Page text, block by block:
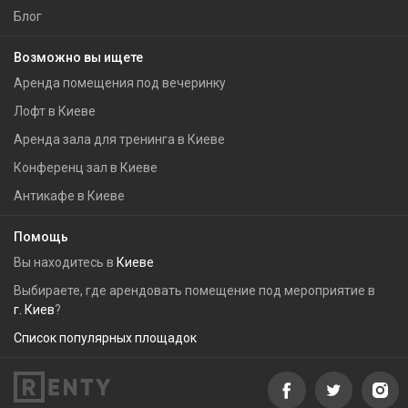
Блог
Возможно вы ищете
Аренда помещения под вечеринку
Лофт в Киеве
Аренда зала для тренинга в Киеве
Конференц зал в Киеве
Антикафе в Киеве
Помощь
Вы находитесь в Киеве
Выбираете, где арендовать помещение под мероприятие в
г. Киев?
Список популярных площадок